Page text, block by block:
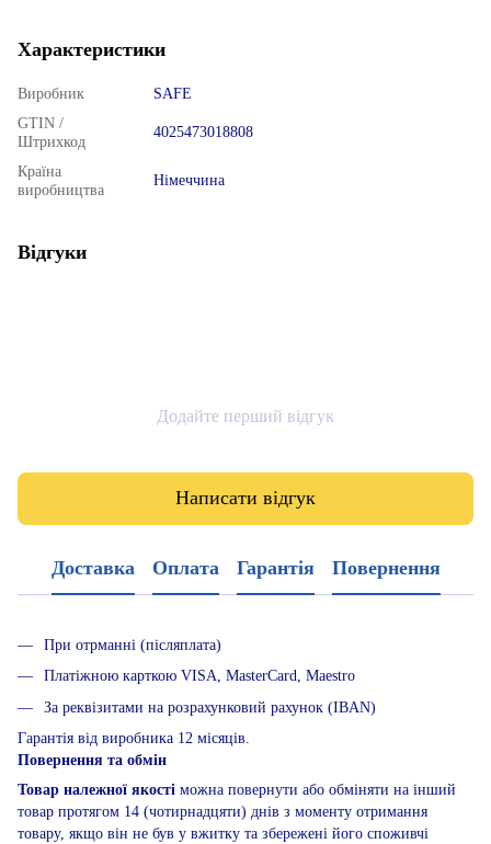
Характеристики
Виробник
SAFE
GTIN /
Штрихкод
4025473018808
Країна
виробництва
Німеччина
Відгуки
Додайте перший відгук
Написати відгук
Доставка Оплата Гарантія Повернення
При отрманні (післяплата)
Платіжною карткою VISA, MasterCard, Maestro
За реквізитами на розрахунковий рахунок (IBAN)
Гарантія від виробника 12 місяців.
Повернення та обмін
Товар належної якості можна повернути або обміняти на інший
товар протягом 14 (чотирнадцяти) днів з моменту отримання
товару, якщо він не був у вжитку та збережені його споживчі